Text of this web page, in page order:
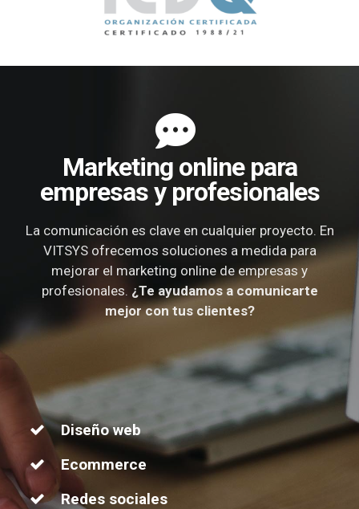
Marketing online para
empresas y profesionales
La comunicación es clave en cualquier proyecto. En
VITSYS ofrecemos soluciones a medida para
mejorar el marketing online de empresas y
profesionales. ¿Te ayudamos a comunicarte
mejor con tus clientes?
Diseño web
Ecommerce
Redes sociales